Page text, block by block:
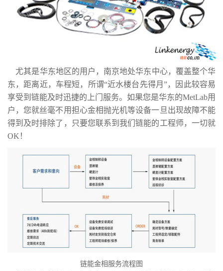
尤其是华东地区的用户，南京地处华东中心，覆盖整个华
东，距离近，车程短，所谓“近水楼台先得月”，因此较容易
享受到链能及时迅捷的上门服务。如果您是华东的MetLab用
户，您就丝毫不用担心金相抛光机等设备一旦出现故障不能
得到及时排除了，只要您联系到我们链能的工程师，一切就
OK！
链能金相服务流程图